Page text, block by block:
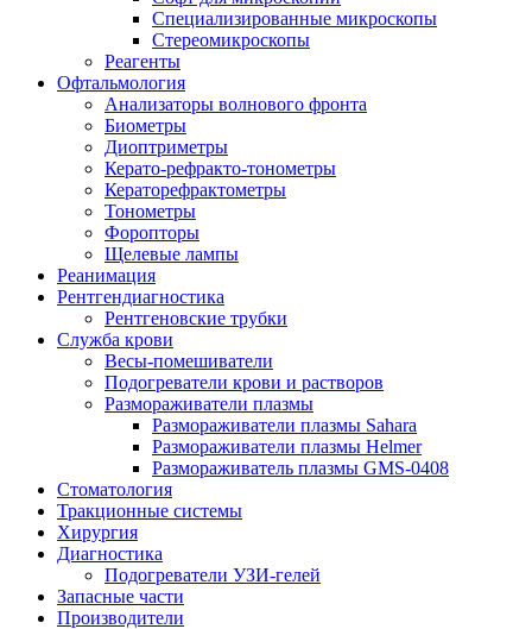
Специализированные микроскопы
Стереомикроскопы
Реагенты
Офтальмология
Анализаторы волнового фронта
Биометры
Диоптриметры
Керато-рефракто-тонометры
Кераторефрактометры
Тонометры
Форопторы
Щелевые лампы
Реанимация
Рентгендиагностика
Рентгеновские трубки
Служба крови
Весы-помешиватели
Подогреватели крови и растворов
Размораживатели плазмы
Размораживатели плазмы Sahara
Размораживатели плазмы Helmer
Размораживатель плазмы GMS-0408
Стоматология
Тракционные системы
Хирургия
Диагностика
Подогреватели УЗИ-гелей
Запасные части
Производители